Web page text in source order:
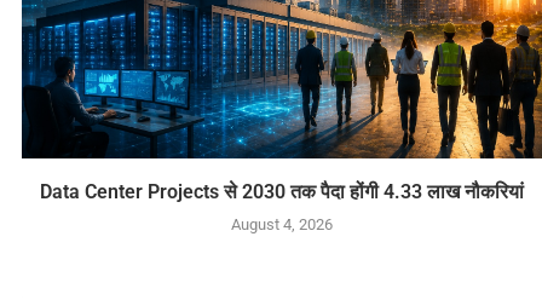
Data Center Projects से 2030 तक पैदा होंगी 4.33 लाख नौकरियां
August 4, 2026